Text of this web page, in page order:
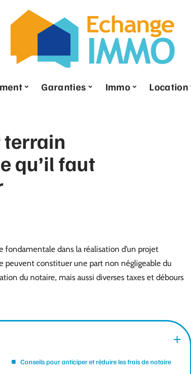
Garanties Immo Location
terrain
qu’il faut
dans la réalisation d’un projet
peuvent constituer une part non négligeable du
du notaire, mais aussi diverses taxes et débours
Conseils pour anticiper et réduire les frais de notaire